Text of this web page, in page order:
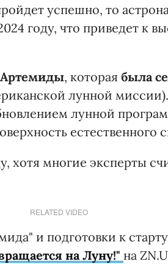
успешно, то
году, что приведет к
, которая была
лунной
лунной
естественного
хотя многие эксперты
RELATED VIDEO
и подготовки к старту
на Луну!" на